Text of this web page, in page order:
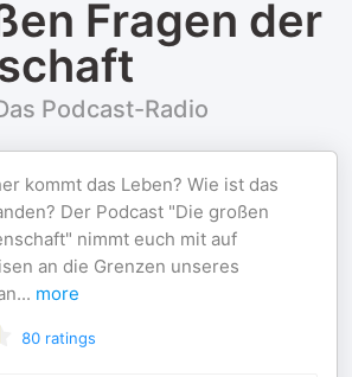
Fragen der
Podcast-Radio
kommt das Leben? Wie ist das
Der Podcast "Die großen
nimmt euch mit auf
an die Grenzen unseres
... more
80 ratings